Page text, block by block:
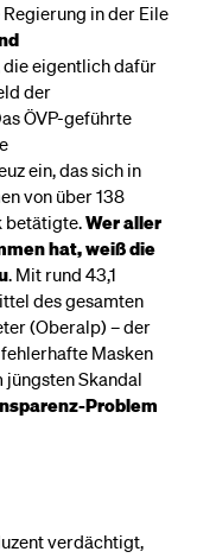
in der Eile
eigentlich dafür
der
ÖVP-geführte
ein, das sich in
von über 138
betätigte.Wer aller
hat, weiß die
. Mit rund 43,1
des gesamten
(Oberalp) – der
Masken
jüngsten Skandal
Problem
verdächtigt,